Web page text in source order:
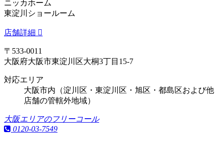
ニッカホーム
東淀川ショールーム
店舗詳細
〒533-0011
大阪府大阪市東淀川区大桐3丁目15-7
対応エリア
大阪市内（淀川区・東淀川区・旭区・都島区および他
店舗の管轄外地域）
大阪エリアのフリーコール
0120-03-7549